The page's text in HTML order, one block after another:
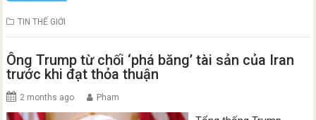
TIN THẾ GIỚI
Ông Trump từ chối ‘phá băng’ tài sản của Iran
trước khi đạt thỏa thuận
2 months ago Pham